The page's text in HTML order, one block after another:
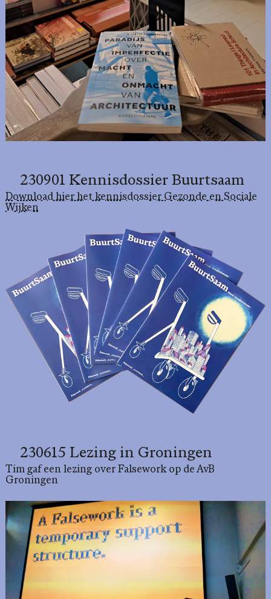
230901 Kennisdossier Buurtsaam
Download hier het kennisdossier Gezonde en Sociale
Wijken
230615 Lezing in Groningen
Tim gaf een lezing over Falsework op de AvB
Groningen